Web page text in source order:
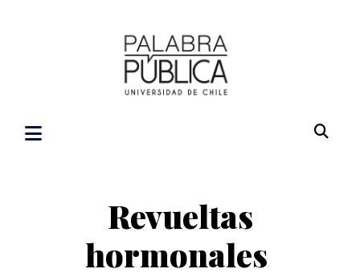
Revueltas
hormonales